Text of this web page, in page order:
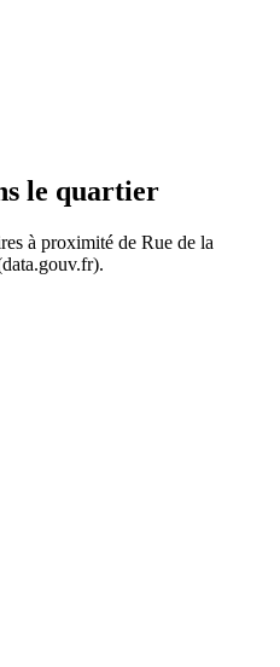
le quartier
à proximité de Rue de la